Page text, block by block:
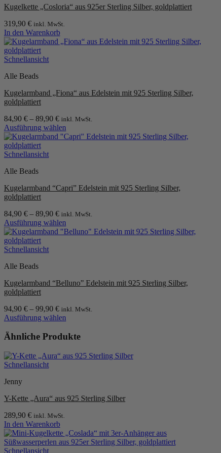
Kugelkette „Cosloria“ aus 925er Sterling Silber, goldplattiert
319,90 € inkl. MwSt.
In den Warenkorb
Schnellansicht
Alle Beads
Kugelarmband „Fiona“ aus Edelstein mit 925 Sterling Silber,
goldplattiert
84,90 € – 89,90 € inkl. MwSt.
Ausführung wählen
Dieses
Produkt
weist
Varianten
Die
Optionen
auf
der
Produktseite
gewählt
werden
Schnellansicht
Alle Beads
Kugelarmband “Capri” Edelstein mit 925 Sterling Silber,
goldplattiert
84,90 € – 89,90 € inkl. MwSt.
Ausführung wählen
Dieses
Produkt
weist
Varianten
Die
Optionen
auf
der
gewählt
Schnellansicht
Alle Beads
Kugelarmband “Belluno” Edelstein mit 925 Sterling Silber,
goldplattiert
94,90 € – 99,90 € inkl. MwSt.
Ausführung wählen
Produkt
mehrere
Varianten
auf.
Die
Optionen
können
der
Produktseite
gewählt
werden
Ähnliche Produkte
Schnellansicht
Jenny
Y-Kette „Aura“ aus 925 Sterling Silber
289,90 € inkl. MwSt.
In den Warenkorb
Schnellansicht